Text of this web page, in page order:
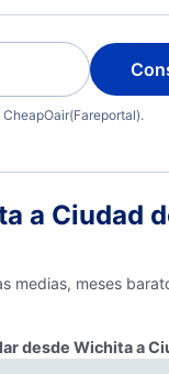
a Ciudad
medias, meses
desde Wichita a